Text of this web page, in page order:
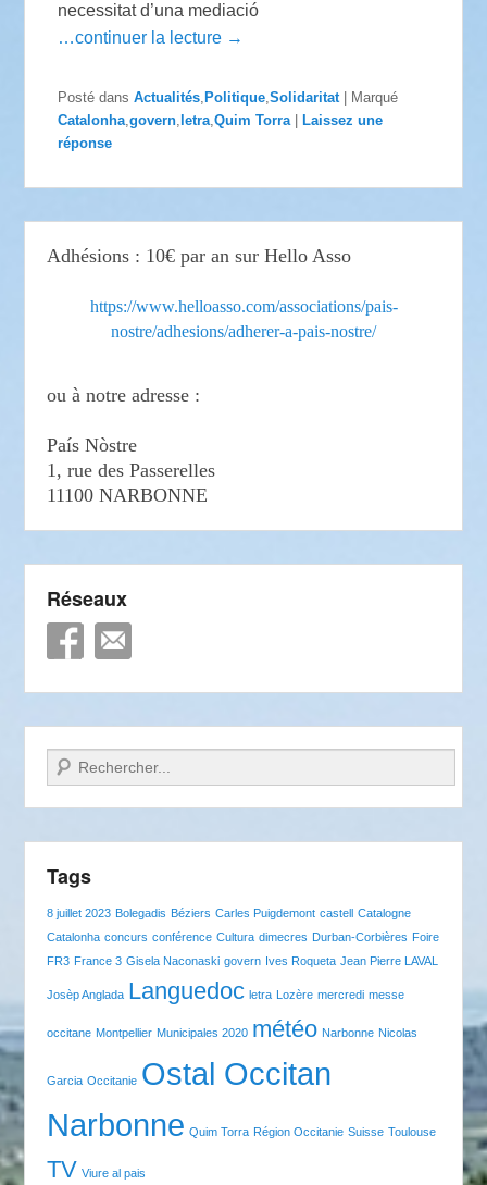
necessitat d’una mediació
…continuer la lecture →
Posté dans Actualités, Politique,Solidaritat
Marqué
Catalonha,govern, letra,Quim Torra
Laissez une
réponse
Adhésions : 10€ par an sur Hello Asso
https://www.helloasso.com/associations/pais-
nostre/adhesions/adherer-a-pais-nostre/
ou à notre adresse :
País Nòstre
1, rue des Passerelles
11100 NARBONNE
Réseaux
Recherche
Tags
8 juillet 2023 Bolegadis Béziers Carles Puigdemont castell
Catalogne
Catalonha concurs conférence Cultura dimecres Durban-Corbières Foire
FR3 France 3 Gisela Naconaski govern Ives Roqueta Jean Pierre LAVAL
Josèp Anglada Languedoc letra Lozère mercredi messe
occitane Montpellier Municipales 2020 météo Narbonne Nicolas
Garcia Occitanie Ostal Occitan
Narbonne Quim Torra Région Occitanie Suisse Toulouse
TV Viure al pais